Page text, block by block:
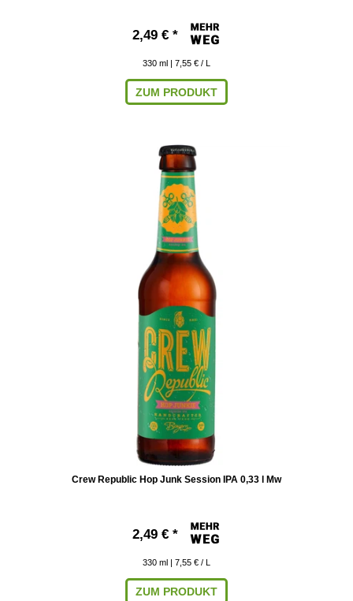
2,49 € *
330 ml | 7,55 € / L
ZUM PRODUKT
Crew Republic Hop Junk Session IPA 0,33 l Mw
2,49 € *
330 ml | 7,55 € / L
ZUM PRODUKT